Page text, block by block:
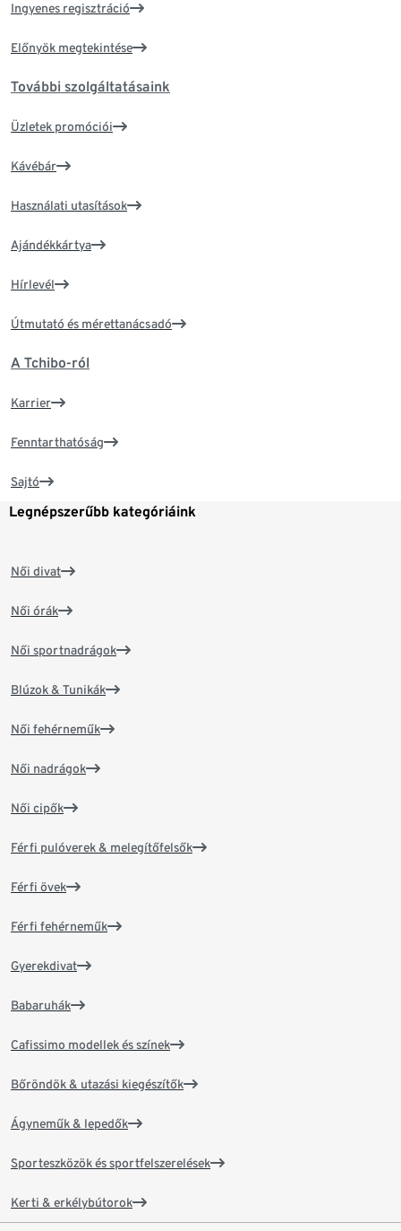
Ingyenes regisztráció
Előnyök megtekintése
További szolgáltatásaink
Üzletek promóciói
Kávébár
Használati utasítások
Ajándékkártya
Hírlevél
Útmutató és mérettanácsadó
A Tchibo-ról
Karrier
Fenntarthatóság
Sajtó
Legnépszerűbb kategóriáink
Női divat
Női órák
Női sportnadrágok
Blúzok & Tunikák
Női fehérneműk
Női nadrágok
Női cipők
Férfi pulóverek & melegítőfelsők
Férfi övek
Férfi fehérneműk
Gyerekdivat
Babaruhák
Cafissimo modellek és színek
Bőröndök & utazási kiegészítők
Ágyneműk & lepedők
Sporteszközök és sportfelszerelések
Kerti & erkélybútorok